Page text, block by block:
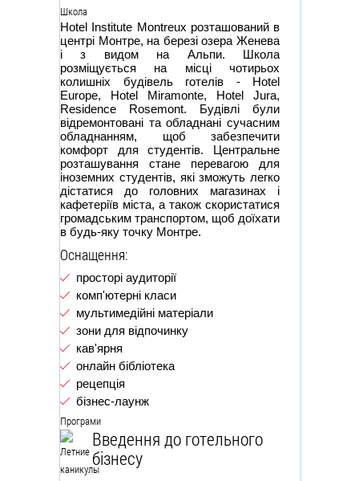
Группа
Школа
Hotel Institute Montreux розташований в
центрі Монтре, на березі озера Женева
і з видом на Альпи. Школа
розміщується на місці чотирьох
колишніх будівель готелів - Hotel
Europe, Hotel Miramonte, Hotel Jura,
Residence Rosemont. Будівлі були
відремонтовані та обладнані сучасним
обладнанням, щоб забезпечити
комфорт для студентів. Центральне
розташування стане перевагою для
іноземних студентів, які зможуть легко
дістатися до головних магазинах і
кафетеріїв міста, а також скористатися
громадським транспортом, щоб доїхати
в будь-яку точку Монтре.
Оснащення:
просторі аудиторії
комп'ютерні класи
мультимедійні матеріали
зони для відпочинку
кав'ярня
онлайн бібліотека
рецепція
бізнес-лаунж
Програми
Введення до готельного
бізнесу